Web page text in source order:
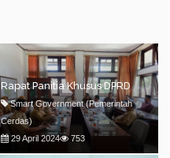
Rapat Panitia Khusus DPRD
Smart Government (Pemerintah
Cerdas)
29 April 2024
753